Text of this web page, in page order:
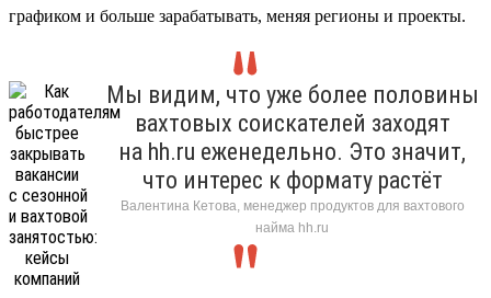
графиком и больше зарабатывать, меняя регионы и проекты.
Мы видим, что уже более половины
вахтовых соискателей заходят
на hh.ru еженедельно. Это значит,
что интерес к формату растёт
Валентина Кетова, менеджер продуктов для вахтового
найма hh.ru